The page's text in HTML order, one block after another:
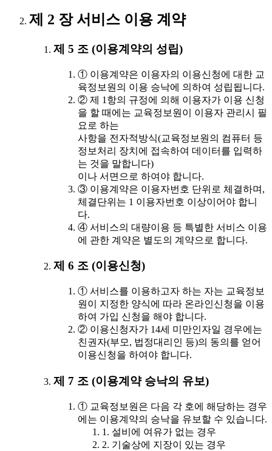
제 2 장 서비스 이용 계약
제 5 조 (이용계약의 성립)
① 이용계약은 이용자의 이용신청에 대한 교
육정보원의 이용 승낙에 의하여 성립됩니다.
② 제 1항의 규정에 의해 이용자가 이용 신청
을 할 때에는 교육정보원이 이용자 관리시 필
요로 하는
사항을 전자적방식(교육정보원의 컴퓨터 등
정보처리 장치에 접속하여 데이터를 입력하
는 것을 말합니다)
이나 서면으로 하여야 합니다.
③ 이용계약은 이용자번호 단위로 체결하며,
체결단위는 1 이용자번호 이상이어야 합니
다.
④ 서비스의 대량이용 등 특별한 서비스 이용
에 관한 계약은 별도의 계약으로 합니다.
제 6 조 (이용신청)
① 서비스를 이용하고자 하는 자는 교육정보
원이 지정한 양식에 따라 온라인신청을 이용
하여 가입 신청을 해야 합니다.
② 이용신청자가 14세 미만인자일 경우에는
친권자(부모, 법정대리인 등)의 동의를 얻어
이용신청을 하여야 합니다.
제 7 조 (이용계약 승낙의 유보)
① 교육정보원은 다음 각 호에 해당하는 경우
에는 이용계약의 승낙을 유보할 수 있습니다.
1. 설비에 여유가 없는 경우
2. 기술상에 지장이 있는 경우